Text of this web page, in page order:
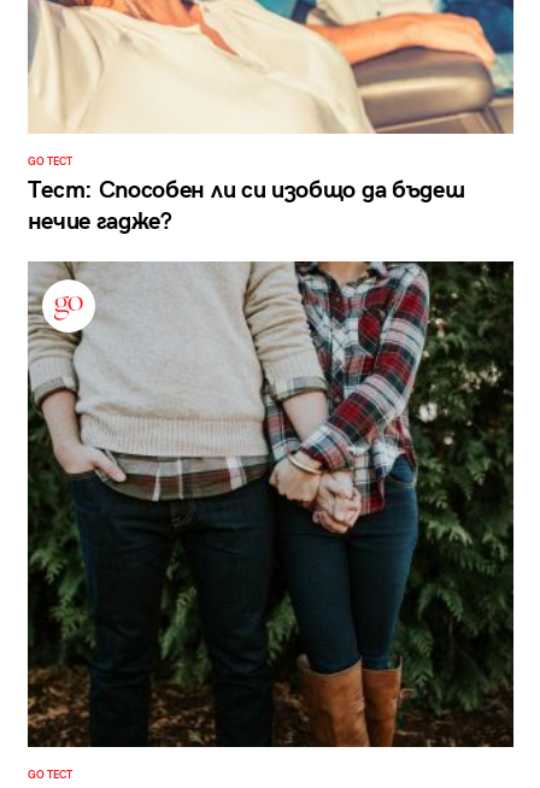
GO ТЕСТ
Тест: Способен ли си изобщо да бъдеш
нечие гадже?
GO ТЕСТ